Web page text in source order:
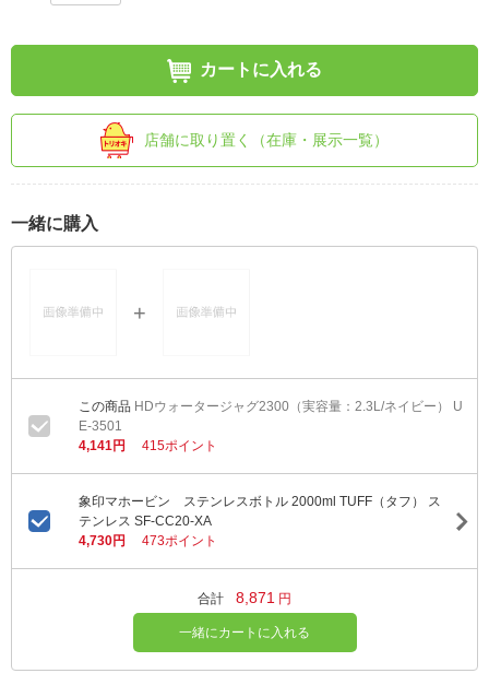
カートに入れる
店舗に取り置く（在庫・展示一覧）
一緒に購入
HDウォータージャグ2300（実容量：2.3L/ネイビー） U
E-3501
4,141円
415ポイント
象印マホービン ステンレスボトル 2000ml TUFF（タフ） ス
テンレス SF-CC20-XA
4,730円
473ポイント
合計 8,871 円
一緒にカートに入れる